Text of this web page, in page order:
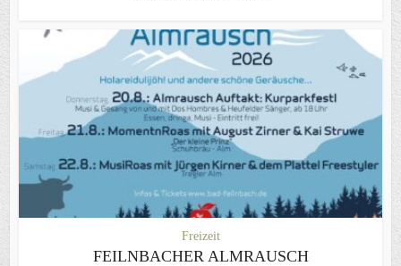
Freizeit
FEILNBACHER ALMRAUSCH